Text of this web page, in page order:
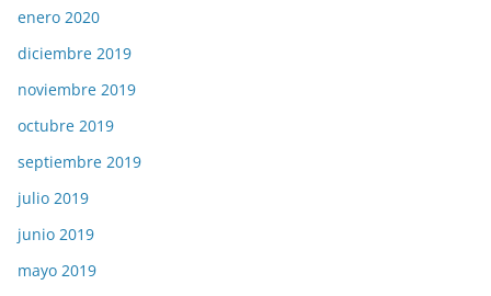
enero 2020
diciembre 2019
noviembre 2019
octubre 2019
septiembre 2019
julio 2019
junio 2019
mayo 2019